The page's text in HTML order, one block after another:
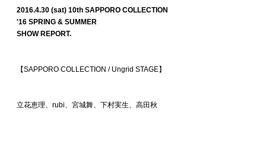
2016.4.30 (sat) 10th SAPPORO COLLECTION
'16 SPRING & SUMMER
SHOW REPORT.
【SAPPORO COLLECTION / Ungrid STAGE】
立花恵理、rubi、宮城舞、下村実生、高田秋